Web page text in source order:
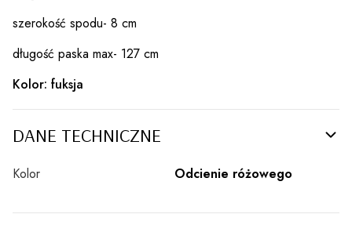
szerokość spodu- 8 cm
długość paska max- 127 cm
Kolor: fuksja
DANE TECHNICZNE
Kolor Odcienie różowego